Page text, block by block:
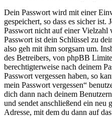
Dein Passwort wird mit einer
gespeichert, so dass es sicher
Passwort nicht auf einer Vielzahl
Passwort ist dein Schlüssel zu
also geh mit ihm sorgsam um.
des Betreibers, von phpBB
berechtigterweise nach deinem
Passwort vergessen haben, so
mein Passwort vergessen“
dich dann nach deinem
und sendet anschließend ein neu
Adresse, mit dem du dann auf